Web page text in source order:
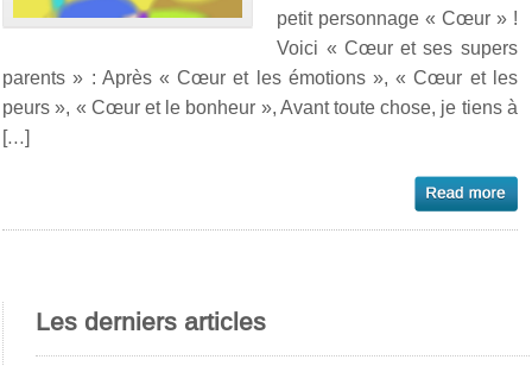
petit personnage « Cœur » !
Voici « Cœur et ses supers
parents » : Après « Cœur et les émotions », « Cœur et les
peurs », « Cœur et le bonheur », Avant toute chose, je tiens à
[…]
Les derniers articles